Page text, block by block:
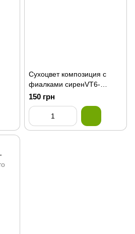
Сухоцвет композиция с
фиалками сиренVT6-
12323(12шт
150 грн